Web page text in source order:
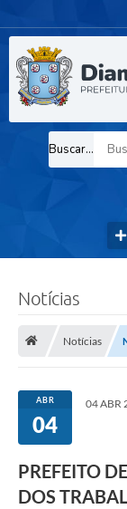
Buscar...
Notícias
Notícias
ABR
04
04 ABR
PREFEITO
DOS